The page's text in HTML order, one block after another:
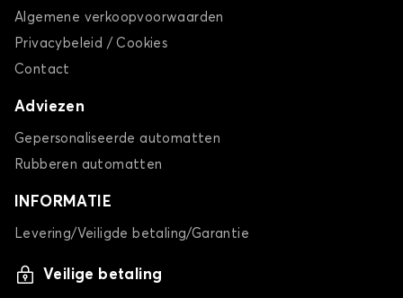
Algemene verkoopvoorwaarden
Privacybeleid / Cookies
Contact
Adviezen
Gepersonaliseerde automatten
Rubberen automatten
INFORMATIE
Levering/Veiligde betaling/Garantie
Veilige betaling